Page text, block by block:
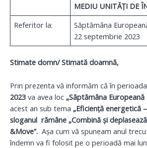
MEDIU UNITĂȚI DE
Referitor la:
Săptămâna
22 septembrie 2023
Stimate domn/ Stimată doamnă,
Prin prezenta vă informăm că în perioada
2023 va avea loc „Săptămâna
acest an sub tema „Eficiență energetică
sloganul rămâne „Combină și
&Move”. Așa cum vă spuneam anul
îndemn va fi folosit pe o perioadă mai